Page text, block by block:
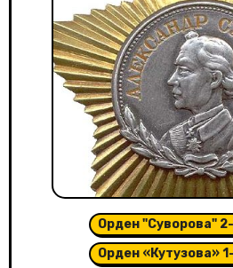
Орден "Суворова"
Орден «Кутузова»